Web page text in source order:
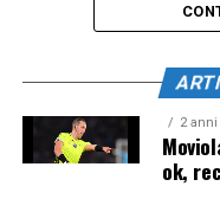
2 anni
ok,